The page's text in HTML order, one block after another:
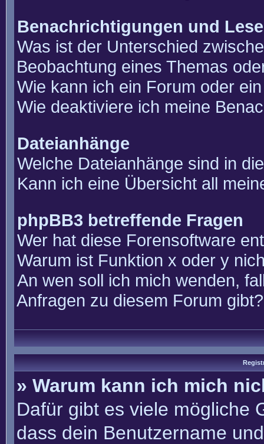
Benachrichtigungen und
Was ist der Unterschied
Beobachtung eines Themas
Wie kann ich ein Forum oder
Wie deaktiviere ich meine
Dateianhänge
Welche Dateianhänge sind in
Kann ich eine Übersicht all
phpBB3 betreffende Fragen
Wer hat diese Forensoftware
Warum ist Funktion x oder y
An wen soll ich mich wenden,
Anfragen zu diesem Forum gibt?
» Warum kann ich mich
Dafür gibt es viele mögliche
dass dein Benutzername